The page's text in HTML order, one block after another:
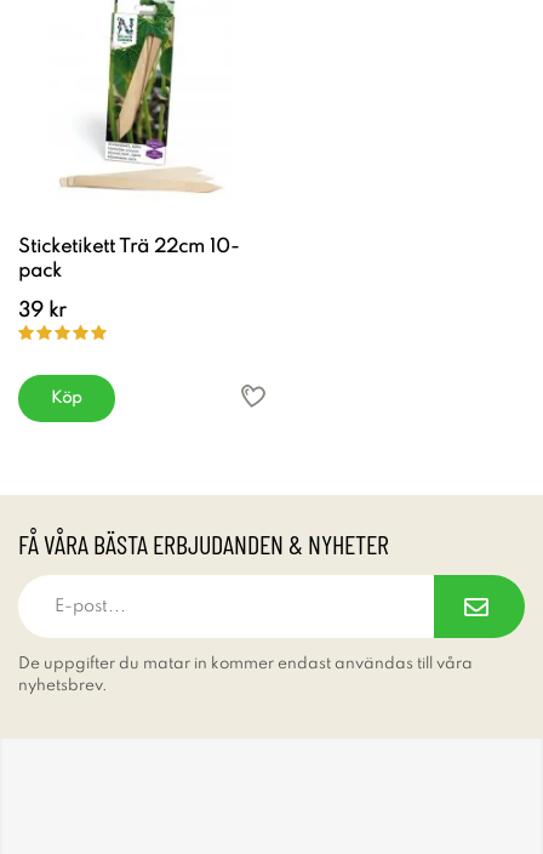
Sticketikett Trä 22cm 10-
pack
39 kr
Köp
FÅ VÅRA BÄSTA ERBJUDANDEN & NYHETER
De uppgifter du matar in kommer endast användas till våra
nyhetsbrev.